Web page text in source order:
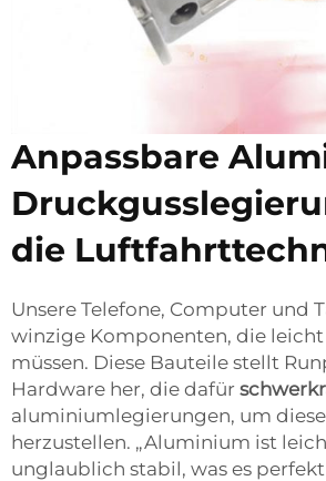
Anpassbare
die
Unsere Telefone, Computer und
winzige Komponenten, die
müssen. Diese Bauteile stellt
Hardware her, die dafür
aluminiumlegierungen, um diese
herzustellen. „Aluminium ist
unglaublich stabil, was es